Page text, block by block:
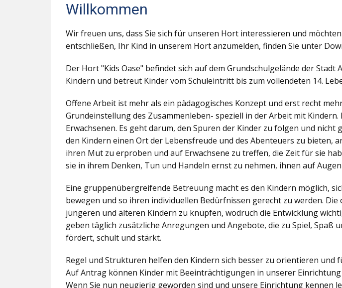
Willkommen
Wir freuen uns, dass Sie sich für unseren Hort interessieren und
entschließen, Ihr Kind in unserem Hort anzumelden, finden Sie unter
Der Hort "Kids Oase" befindet sich auf dem Grundschulgelände der
Kindern und betreut Kinder vom Schuleintritt bis zum vollendeten 14.
Offene Arbeit ist mehr als ein pädagogisches Konzept und erst recht
Grundeinstellung des Zusammenleben- speziell in der Arbeit mit
Erwachsenen. Es geht darum, den Spuren der Kinder zu folgen und nicht
den Kindern einen Ort der Lebensfreude und des Abenteuers zu bieten,
ihren Mut zu erproben und auf Erwachsene zu treffen, die Zeit für sie
sie in ihrem Denken, Tun und Handeln ernst zu nehmen, ihnen auf
Eine gruppenübergreifende Betreuung macht es den Kindern möglich,
bewegen und so ihren individuellen Bedürfnissen gerecht zu werden.
jüngeren und älteren Kindern zu knüpfen, wodruch die Entwicklung
geben täglich zusätzliche Anregungen und Angebote, die zu Spiel,
fördert, schult und stärkt.
Regel und Strukturen helfen den Kindern sich besser zu orientieren
Auf Antrag können Kinder mit Beeinträchtigungen in unserer
Wenn Sie nun neugierig geworden sind und unsere Einrichtung kennen